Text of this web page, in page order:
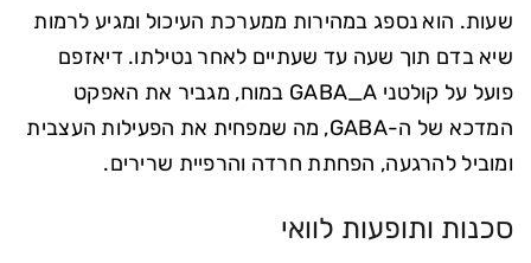
שעות. הוא נספג במהירות ממערכת העיכול ומגיע לרמות
שיא בדם תוך שעה עד שעתיים לאחר נטילתו. דיאזפם
פועל על קולטני GABA_A במוח, מגביר את האפקט
המדכא של ה-GABA, מה שמפחית את הפעילות העצבית
ומוביל להרגעה, הפחתת חרדה והרפיית שרירים.
סכנות ותופעות לוואי